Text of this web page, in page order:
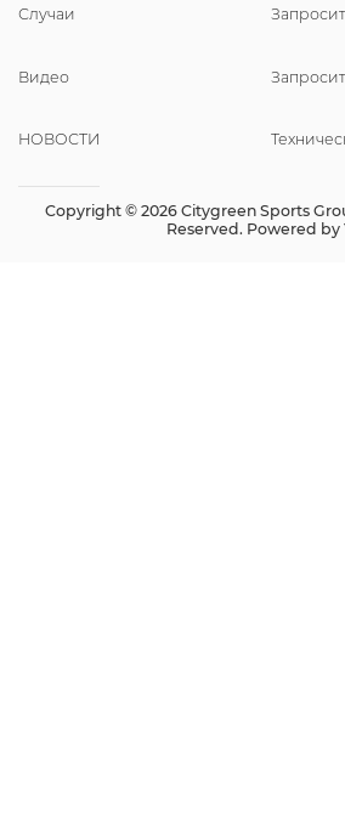
Случаи
Видео
НОВОСТИ
Copyright © 2026 Citygreen Sports
Reserved. Powered by